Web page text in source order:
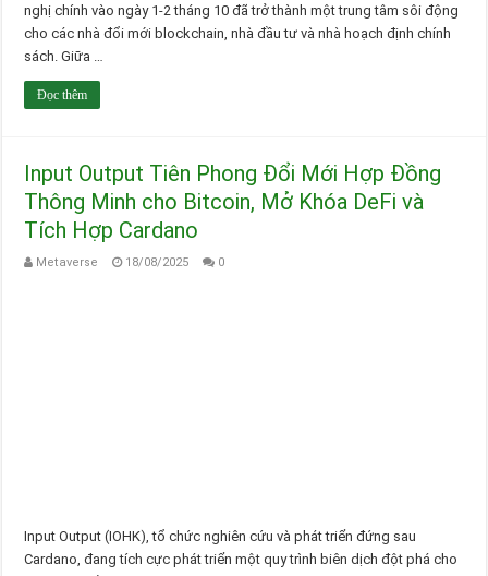
nghị chính vào ngày 1-2 tháng 10 đã trở thành một trung tâm sôi động
cho các nhà đổi mới blockchain, nhà đầu tư và nhà hoạch định chính
sách. Giữa …
Đọc thêm
Input Output Tiên Phong Đổi Mới Hợp Đồng
Thông Minh cho Bitcoin, Mở Khóa DeFi và
Tích Hợp Cardano
Metaverse 18/08/2025 0
Input Output (IOHK), tổ chức nghiên cứu và phát triển đứng sau
Cardano, đang tích cực phát triển một quy trình biên dịch đột phá cho